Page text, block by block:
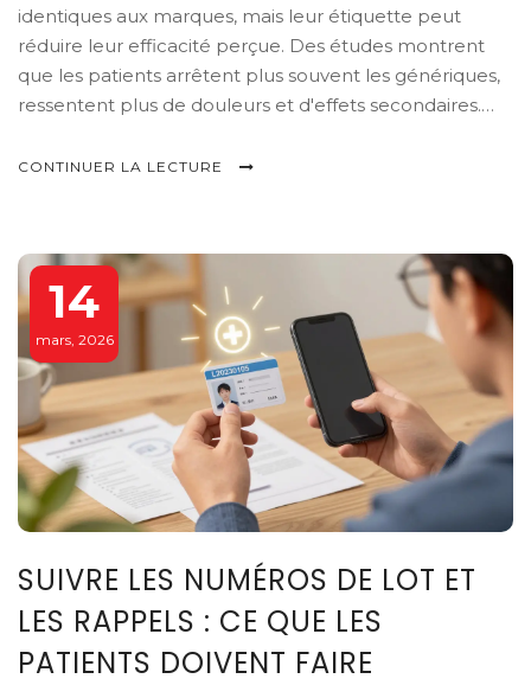
identiques aux marques, mais leur étiquette peut
réduire leur efficacité perçue. Des études montrent
que les patients arrêtent plus souvent les génériques,
ressentent plus de douleurs et d'effets secondaires.
à la santé publique.
CONTINUER LA LECTURE
14
mars, 2026
SUIVRE LES NUMÉROS DE LOT ET
LES RAPPELS : CE QUE LES
PATIENTS DOIVENT FAIRE